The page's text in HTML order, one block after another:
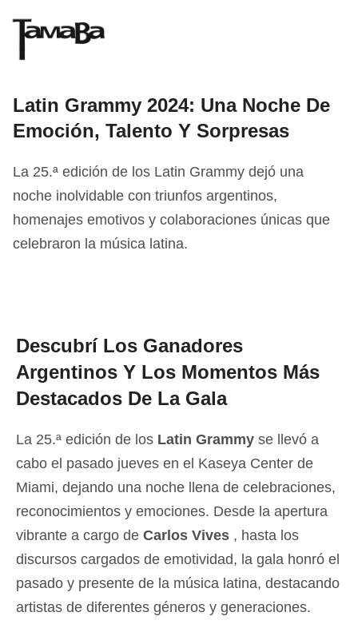
Latin Grammy 2024: Una Noche De
Emoción, Talento Y Sorpresas
La 25.ª edición de los Latin Grammy dejó una
noche inolvidable con triunfos argentinos,
homenajes emotivos y colaboraciones únicas que
celebraron la música latina.
Descubrí Los Ganadores
Argentinos Y Los Momentos Más
Destacados De La Gala
La 25.ª edición de los Latin Grammy se llevó a
cabo el pasado jueves en el Kaseya Center de
Miami, dejando una noche llena de celebraciones,
reconocimientos y emociones. Desde la apertura
vibrante a cargo de Carlos Vives , hasta los
discursos cargados de emotividad, la gala honró el
pasado y presente de la música latina, destacando
artistas de diferentes géneros y generaciones.